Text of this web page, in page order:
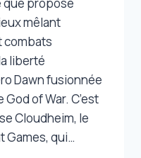
que propose
mêlant
combats
liberté
Dawn fusionnée
of War. C’est
Cloudheim, le
Games, qui…